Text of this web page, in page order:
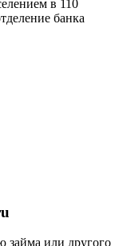
в 110
банка
займа или другого